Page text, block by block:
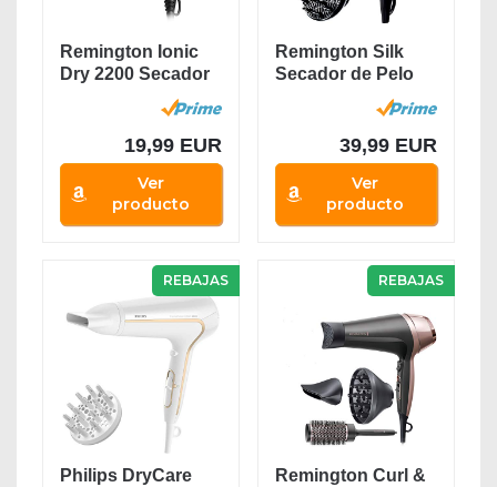
Remington Ionic
Dry 2200 Secador
19,99 EUR
Ver
producto
Remington Silk
Secador de Pelo
Profesional -...
39,99 EUR
Ver
producto
REBAJAS
Philips DryCare
REBAJAS
Remington Curl &